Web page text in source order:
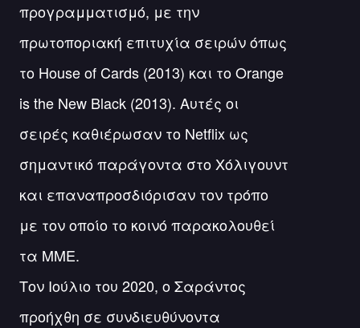
προγραμματισμό, με την
πρωτοποριακή επιτυχία σειρών όπως
το House of Cards (2013) και το Orange
is the New Black (2013). Αυτές οι
σειρές καθιέρωσαν το Netflix ως
σημαντικό παράγοντα στο Χόλιγουντ
και επαναπροσδιόρισαν τον τρόπο
με τον οποίο το κοινό παρακολουθεί
τα ΜΜΕ.
Τον Ιούλιο του 2020, ο Σαράντος
προήχθη σε συνδιευθύνοντα